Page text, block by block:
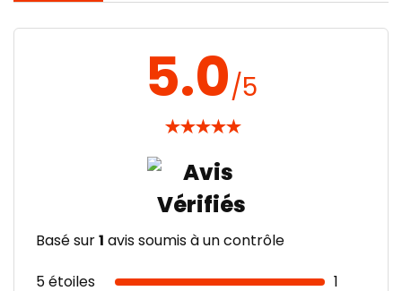
5.0/5
★★★★★
Basé sur1 avis soumis à un contrôle
5 étoiles
1